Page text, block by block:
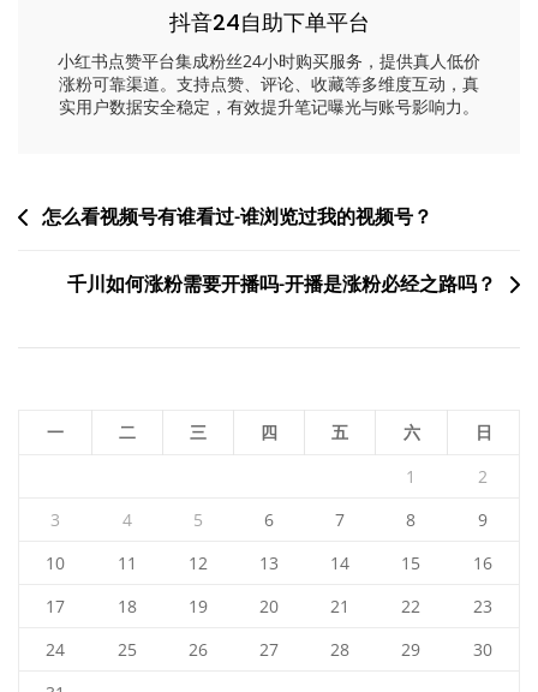
抖音24自助下单平台
小红书点赞平台集成粉丝24小时购买服务，提供真人低价
涨粉可靠渠道。支持点赞、评论、收藏等多维度互动，真
实用户数据安全稳定，有效提升笔记曝光与账号影响力。
文怎么看视频号有谁看过-谁浏览过我的视频号？
千川如何涨粉需要开播吗-开播是涨粉必经之路吗？
一 二 三 四 五 六
日
1
2
3
4 5 6 7 8
9
10
11 12 13 14 15
16
17
18 19 20 21 22
23
24
25 26 27 28 29
30